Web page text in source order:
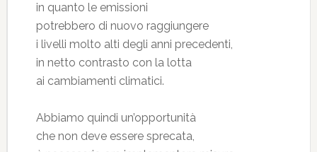
in quanto le emissioni
potrebbero di nuovo raggiungere
i livelli molto alti degli anni precedenti,
in netto contrasto con la lotta
ai cambiamenti climatici.
Abbiamo quindi un’opportunità
che non deve essere sprecata,